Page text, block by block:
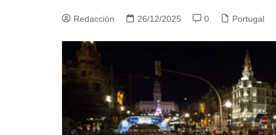
Redacción 26/12/2025 0 Portugal